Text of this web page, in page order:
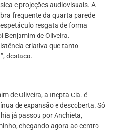
e projeções audiovisuais. A
frequente da quarta parede.
resgata de forma
Benjamim de Oliveira.
criativa que tanto
destaca.
de Oliveira, a Inepta Cia. é
de expansão e descoberta. Só
já passou por Anchieta,
chegando agora ao centro